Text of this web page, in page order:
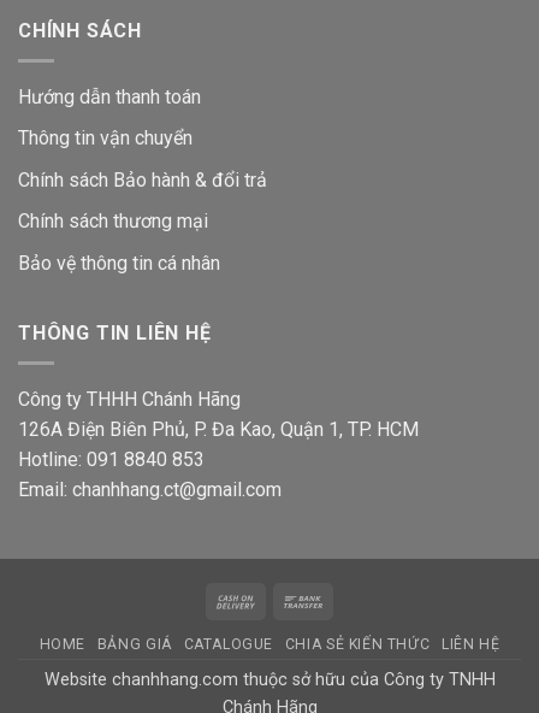
CHÍNH SÁCH
Hướng dẫn thanh toán
Thông tin vận chuyển
Chính sách Bảo hành & đổi trả
Chính sách thương mại
Bảo vệ thông tin cá nhân
THÔNG TIN LIÊN HỆ
Công ty THHH Chánh Hãng
126A Điện Biên Phủ, P. Đa Kao, Quận 1, TP. HCM
Hotline: 091 8840 853
Email: chanhhang.ct@gmail.com
Cash
Delivery
HOME BẢNG GIÁ CATALOGUE CHIA SẺ KIẾN THỨC LIÊN HỆ
Website chanhhang.com thuộc sở hữu của Công ty TNHH
Chánh Hãng